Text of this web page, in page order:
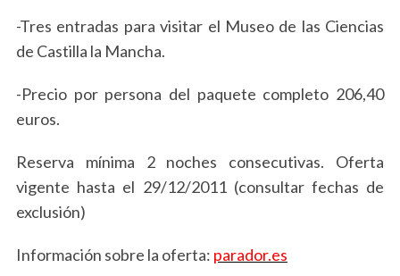
-Tres entradas para visitar el Museo de las Ciencias
de Castilla la Mancha.
-Precio por persona del paquete completo 206,40
euros.
Reserva mínima 2 noches consecutivas. Oferta
vigente hasta el 29/12/2011 (consultar fechas de
exclusión)
Información sobre la oferta: parador.es